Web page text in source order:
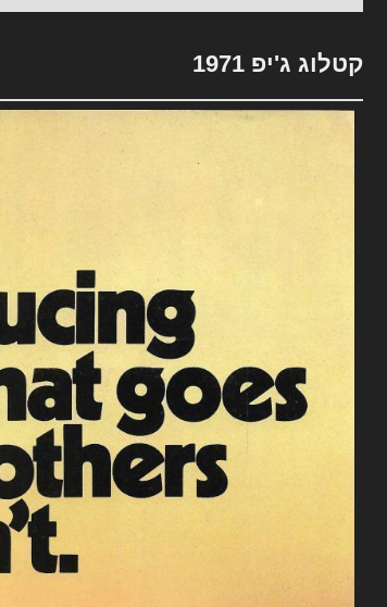
קטלוג ג'יפ 1971